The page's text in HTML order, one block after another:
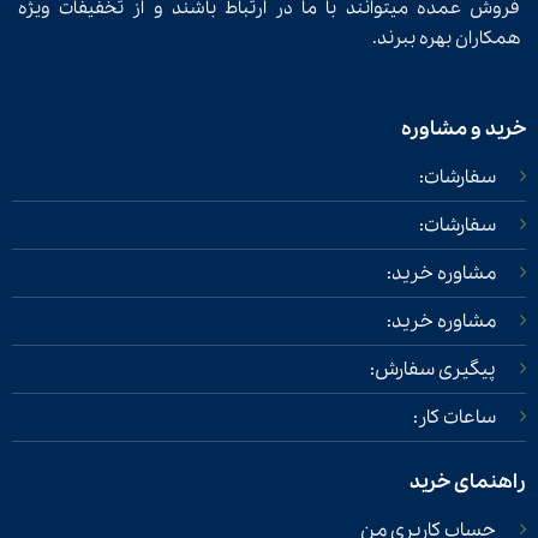
فروش عمده میتوانند با ما در ارتباط باشند و از تخفیفات ویژه
همکاران بهره ببرند.
خرید و مشاوره
سفارشات:
سفارشات:
مشاوره خرید:
مشاوره خرید:
پیگیری سفارش:
ساعات کار:
راهنمای خرید
حساب کاربری من